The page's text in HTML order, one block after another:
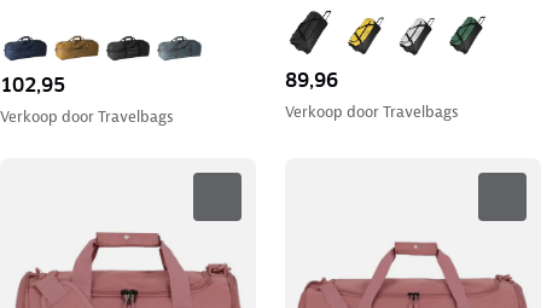
102,95
Verkoop doorTravelbags
89,96
Verkoop doorTravelbags